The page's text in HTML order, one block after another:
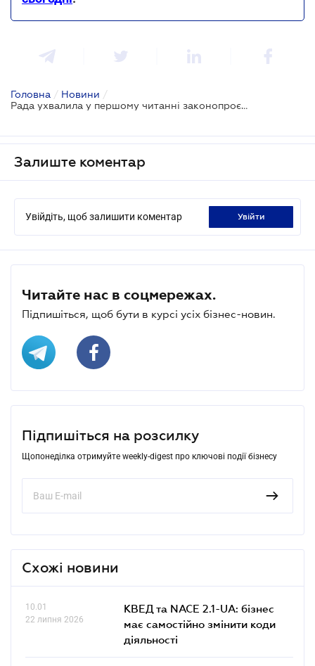
Головна / Новини /
Рада ухвалила у першому читанні законопроєкт про скасування Господарського кодексу
Залиште коментар
Увійдіть, щоб залишити коментар увійти
Читайте нас в соцмережах.
Підпишіться, щоб бути в курсі усіх бізнес-новин.
Підпишіться на розсилку
Щопонеділка отримуйте weekly-digest про ключові події бізнесу
Схожі новини
10.01
22 липня 2026
КВЕД та NACE 2.1-UA: бізнес
має самостійно змінити коди
діяльності